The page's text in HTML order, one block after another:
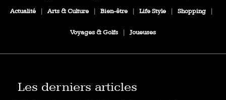
Actualité | Arts & Culture | Bien-être | Life Style | Shopping |
Voyages & Golfs | Joueuses
Les derniers articles